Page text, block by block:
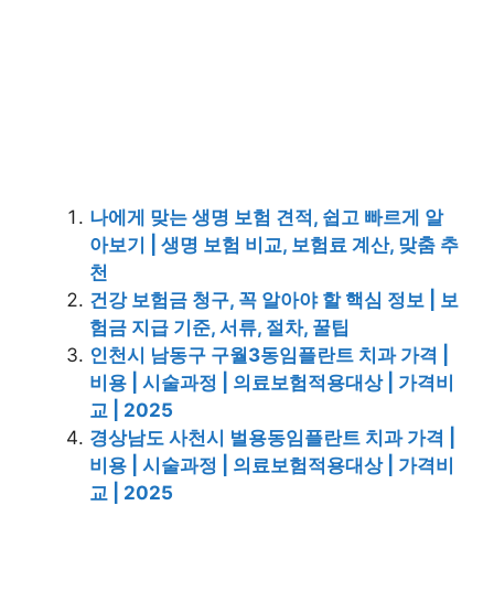
나에게 맞는 생명 보험 견적, 쉽고 빠르게 알
아보기 | 생명 보험 비교, 보험료 계산, 맞춤 추
천
건강 보험금 청구, 꼭 알아야 할 핵심 정보 | 보
험금 지급 기준, 서류, 절차, 꿀팁
인천시 남동구 구월3동임플란트 치과 가격 |
비용 | 시술과정 | 의료보험적용대상 | 가격비
교 | 2025
경상남도 사천시 벌용동임플란트 치과 가격 |
비용 | 시술과정 | 의료보험적용대상 | 가격비
교 | 2025